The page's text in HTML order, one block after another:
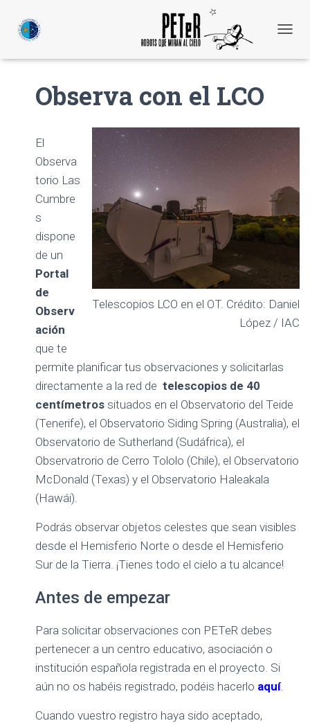
D
D
A
V
A
C
I
N
Observa con el LCO
Telescopios LCO en el OT. Crédito: Daniel
López / IAC
El
Observa
torio Las
Cumbre
s
dispone
de un
Portal
de
Observ
ación
que te
permite planificar tus observaciones y solicitarlas
directamente a la red de telescopios de 40
centímetrossituados en el Observatorio del Teide
(Tenerife), el Observatorio Siding Spring (Australia), el
Observatorio de Sutherland (Sudáfrica), el
Observatrorio de Cerro Tololo (Chile), el Observatorio
McDonald (Texas) y el Observatorio Haleakala
(Hawái).
Podrás observar objetos celestes que sean visibles
desde el Hemisferio Norte o desde el Hemisferio
Sur de la Tierra. ¡Tienes todo el cielo a tu alcance!
Antes de empezar
Para solicitar observaciones con PETeR debes
pertenecer a un centro educativo, asociación o
institución española registrada en el proyecto. Si
aún no os habéis registrado, podéis hacerlo aquí.
Cuando vuestro registro haya sido aceptado,